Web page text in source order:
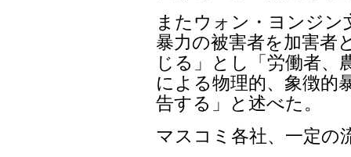
またウォン・ヨンジン
暴力の被害者を加害者
じる」とし「労働者、
による物理的、象徴的
告する」と述べた。
マスコミ各社、一定の